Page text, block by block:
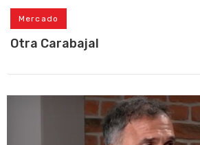
Mercado
Otra Carabajal